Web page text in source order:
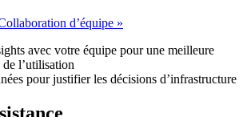
d’équipe »
avec votre équipe pour une meilleure
l’utilisation
pour justifier les décisions d’infrastructure